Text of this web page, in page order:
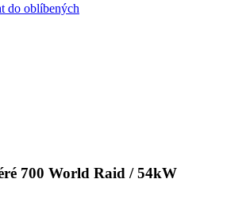
do oblíbených
700 World Raid / 54kW